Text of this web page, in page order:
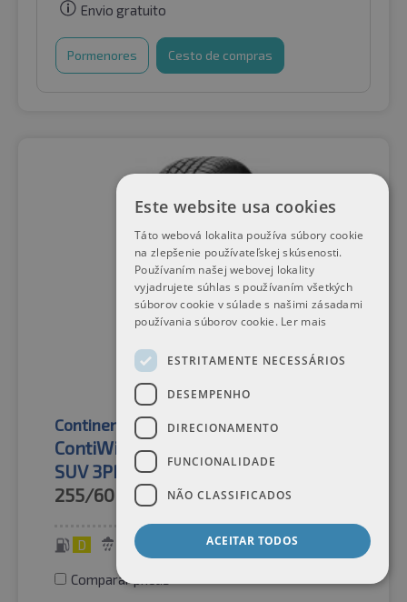
Envio gratuito
Pormenores Cesto de compras
Continental Pneus de inverno
ContiWinterContact™ TS 830 P AO
SUV 3PMSF
255/60R18
108H
D
Comparar pneus
Este website usa cookies
Táto webová lokalita používa súbory cookie
na zlepšenie používateľskej skúsenosti.
Používaním našej webovej lokality
vyjadrujete súhlas s používaním všetkých
súborov cookie v súlade s našimi zásadami
používania súborov cookie. Ler mais
ESTRITAMENTE NECESSÁRIOS
DESEMPENHO
DIRECIONAMENTO
FUNCIONALIDADE
NÃO CLASSIFICADOS
ACEITAR TODOS